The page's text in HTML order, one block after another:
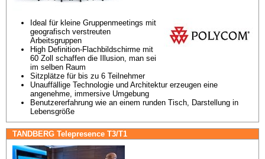
Ideal für kleine Gruppenmeetings mit
geografisch verstreuten
Arbeitsgruppen
High Definition-Flachbildschirme mit
60 Zoll schaffen die Illusion, man sei
im selben Raum
Sitzplätze für bis zu 6 Teilnehmer
Unauffällige Technologie und Architektur erzeugen eine
angenehme, immersive Umgebung
Benutzererfahrung wie an einem runden Tisch, Darstellung in
Lebensgröße
TANDBERG Telepresence T3/T1